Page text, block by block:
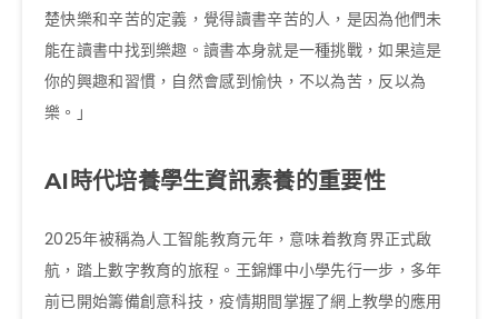
楚快樂和辛苦的定義，覺得讀書辛苦的人，是因為他們未
能在讀書中找到樂趣。讀書本身就是一種挑戰，如果這是
你的興趣和習慣，自然會感到愉快，不以為苦，反以為
樂。」
AI時代培養學生資訊素養的重要性
2025年被稱為人工智能教育元年，意味着教育界正式啟
航，踏上數字教育的旅程。王錦輝中小學先行一步，多年
前已開始籌備創意科技，疫情期間掌握了網上教學的應用